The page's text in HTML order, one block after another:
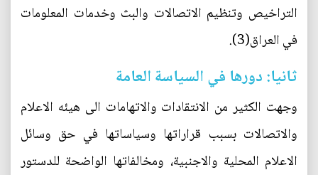
التراخيص وتنظيم الاتصالات والبث وخدمات المعلومات
في العراق(3).
ثانيا: دورها في السياسة العامة
وجهت الكثير من الانتقادات والاتهامات الى هيئه الاعلام
والاتصالات بسبب قراراتها وسياساتها في حق وسائل
الاعلام المحلية والاجنبية، ومخالفاتها الواضحة للدستور